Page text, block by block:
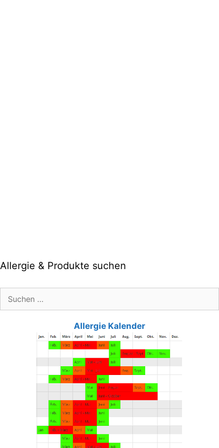
Allergie & Produkte suchen
Allergie Kalender